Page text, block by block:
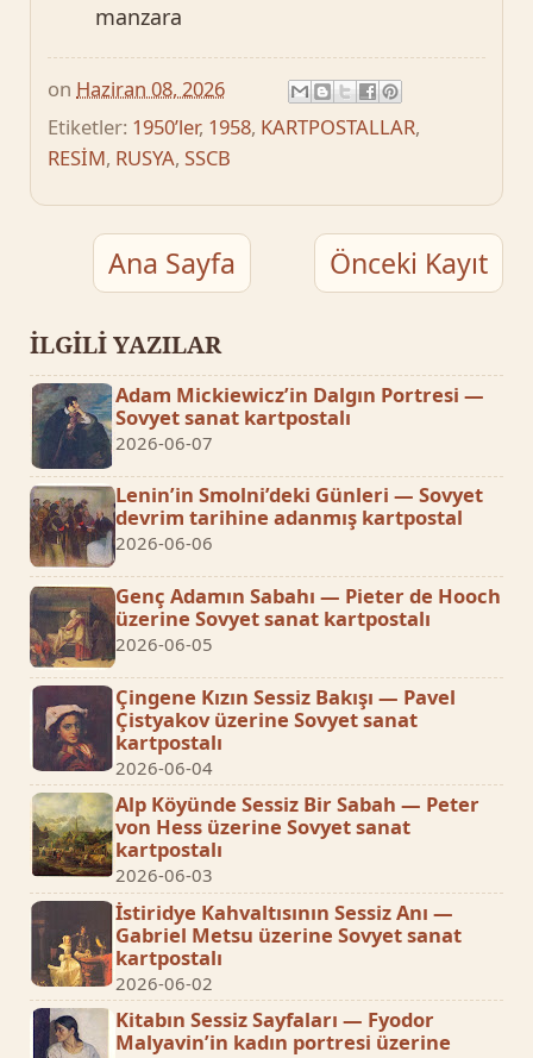
manzara
on Haziran 08, 2026
Etiketler: 1950’ler, 1958, KARTPOSTALLAR,
RESİM, RUSYA, SSCB
Önceki Kayıt
Ana Sayfa
İLGİLİ YAZILAR
Adam Mickiewicz’in Dalgın Portresi —
Sovyet sanat kartpostalı
2026-06-07
Lenin’in Smolni’deki Günleri — Sovyet
devrim tarihine adanmış kartpostal
2026-06-06
Genç Adamın Sabahı — Pieter de Hooch
üzerine Sovyet sanat kartpostalı
2026-06-05
Çingene Kızın Sessiz Bakışı — Pavel
Çistyakov üzerine Sovyet sanat
kartpostalı
2026-06-04
Alp Köyünde Sessiz Bir Sabah — Peter
von Hess üzerine Sovyet sanat
kartpostalı
2026-06-03
İstiridye Kahvaltısının Sessiz Anı —
Gabriel Metsu üzerine Sovyet sanat
kartpostalı
2026-06-02
Kitabın Sessiz Sayfaları — Fyodor
Malyavin’in kadın portresi üzerine